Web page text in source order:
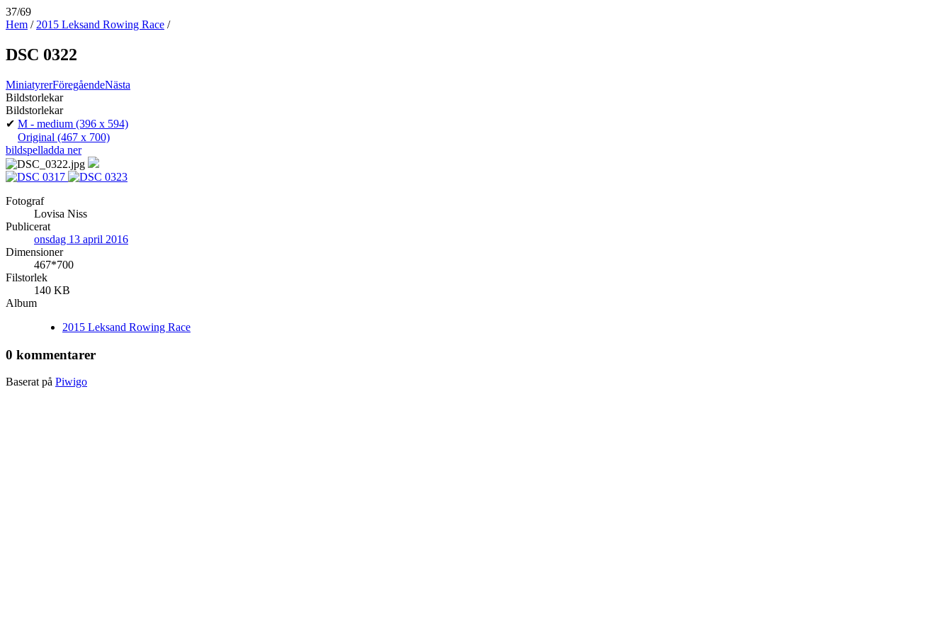
37/69
Hem / 2015 Leksand Rowing Race /
DSC 0322
MiniatyrerFöregåendeNästa
Bildstorlekar
Bildstorlekar
✔ M - medium (396 x 594)
Original (467 x 700)
bildspelladda ner
Fotograf
Lovisa Niss
Publicerat
onsdag 13 april 2016
Dimensioner
467*700
Filstorlek
140 KB
Album
2015 Leksand Rowing Race
0 kommentarer
Baserat på Piwigo